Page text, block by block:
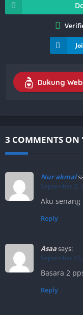
Dukung
3 COMMENTS ON
Nur akmal
September 2,
Aku senang
Reply
Asaasays:
September
Basara 2
Reply